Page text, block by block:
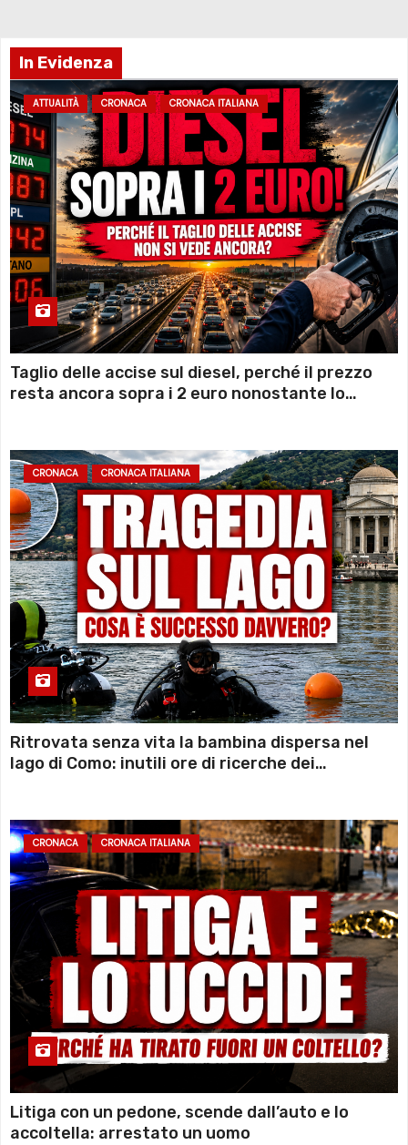
In Evidenza
ATTUALITÀ CRONACA CRONACA ITALIANA
Taglio delle accise sul diesel, perché il prezzo
resta ancora sopra i 2 euro nonostante lo
CRONACA CRONACA ITALIANA
Ritrovata senza vita la bambina dispersa nel
lago di Como: inutili ore di ricerche dei
CRONACA CRONACA ITALIANA
Litiga con un pedone, scende dall’auto e lo
accoltella: arrestato un uomo